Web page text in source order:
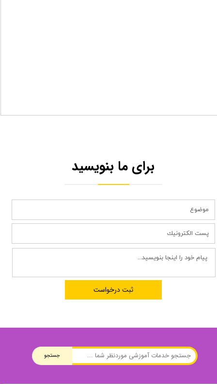
برای ما بنویسید​​​​​​​
ثبت درخواست
جستجو